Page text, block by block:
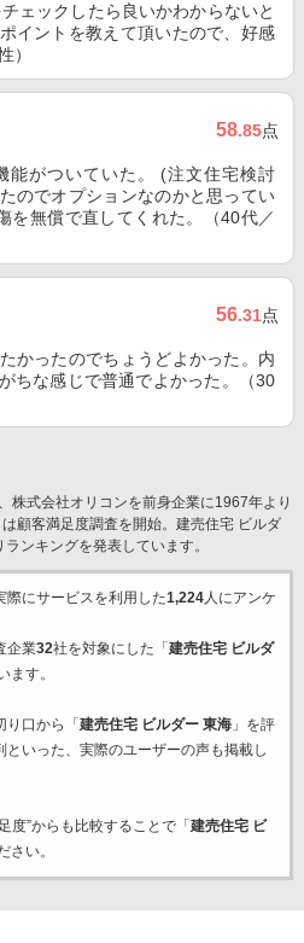
ェックしたら良いかわからないと
イントを教えて頂いたので、好感
）
58.85点
能がついていた。 (注文住宅検討
のでオプションなのかと思ってい
を無償で直してくれた。（40代／
56.31点
かったのでちょうどよかった。内
ちな感じで普通でよかった。（30
株式会社オリコンを前身企業に1967年より
顧客満足度調査を開始。建売住宅 ビルダ
ンキングを発表しています。
際にサービスを利用した1,224人にアンケ
企業32社を対象にした「 建売住宅 ビルダ
ます。
口から「 建売住宅 ビルダー 東海」を評
いった、実際のユーザーの声も掲載し
度”からも比較することで「 建売住宅 ビ
さい。